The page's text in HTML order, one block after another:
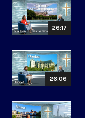
26:17
26:06